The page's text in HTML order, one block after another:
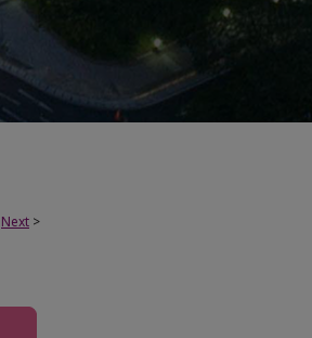
Next >